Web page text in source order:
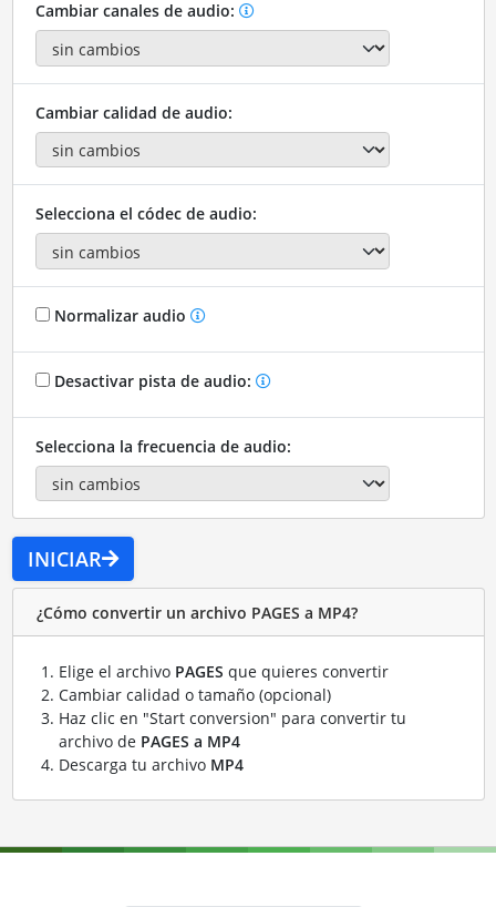
Cambiar canales de audio:
Cambiar calidad de audio:
Selecciona el códec de audio:
Normalizar audio
Desactivar pista de audio:
Selecciona la frecuencia de audio:
INICIAR
¿Cómo convertir un archivo PAGES a MP4?
Elige el archivo PAGES que quieres convertir
Cambiar calidad o tamaño (opcional)
Haz clic en "Start conversion" para convertir tu
archivo de PAGES a MP4
Descarga tu archivo MP4